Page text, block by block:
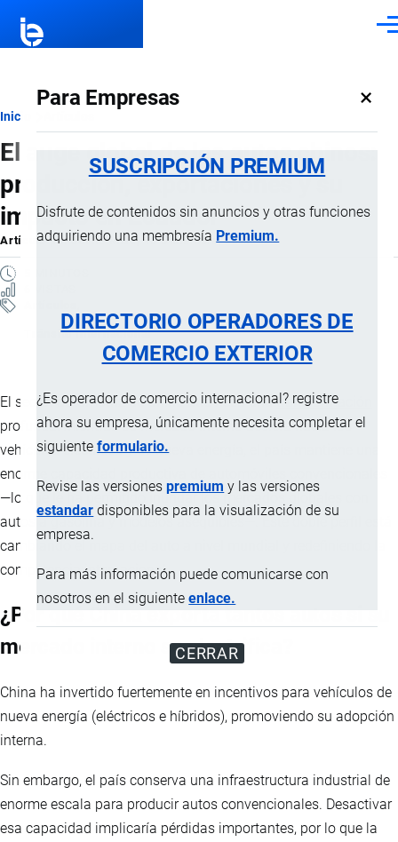
Para Empresas ×
SUSCRIPCIÓN PREMIUM
Disfrute de contenidos sin anuncios y otras funciones
adquiriendo una membresía Premium.
DIRECTORIO OPERADORES DE
COMERCIO EXTERIOR
¿Es operador de comercio internacional? registre
ahora su empresa, únicamente necesita completar el
siguienteformulario.
Revise las versionespremium y las versiones
estandar disponibles para la visualización de su
empresa.
Para más información puede comunicarse con
nosotros en el siguienteenlace.
CERRAR
Ruta
de
navegación
Inicio
El auge global de los autos chinos:
producción, exportaciones y su
impacto en Ecuador
ArtículoporJaime Mise, 10 Diciembre, 2025
Tránsito Internacional
El sector automotriz de China atraviesa unatransformación
profunda: mientras su mercado interno acelera hacia los
vehículos eléctricos y de nueva energía, el país mantiene una
enorme capacidad productiva de automóviles convencionales
—lo que le ha permitido inundar los mercados globales con
autos a gasolina y modelos asequibles—. Este doble perfil está
cambiando el mapa del auto a nivel mundial y redefiniendo la
competencia internacional.
¿Por qué China exporta tantos autos si su
mercado interno se electrifica?
China ha invertido fuertemente en incentivos para vehículos de
nueva energía (eléctricos e híbridos), promoviendo su adopción
interna.
Sin embargo, el país conserva una infraestructura industrial de
enorme escala para producir autos convencionales. Desactivar
esa capacidad implicaría pérdidas importantes, por lo que la